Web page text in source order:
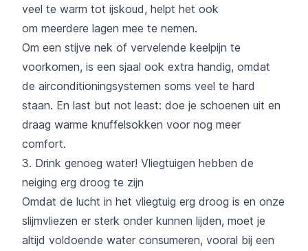
veel te warm tot ijskoud, helpt het ook
om meerdere lagen mee te nemen.
Om een ​​stijve nek of vervelende keelpijn te
voorkomen, is een sjaal ook extra handig, omdat
de airconditioningsystemen soms veel te hard
staan. En last but not least: doe je schoenen uit en
draag warme knuffelsokken voor nog meer
comfort.
3. Drink genoeg water! Vliegtuigen hebben de
neiging erg droog te zijn
Omdat de lucht in het vliegtuig erg droog is en onze
slijmvliezen er sterk onder kunnen lijden, moet je
altijd voldoende water consumeren, vooral bij een